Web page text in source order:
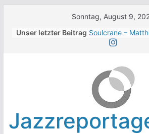
Sonntag, August 9,
Unser letzter Beitrag Soulcrane –
Walter Trout
Zeltspektakel 2026
The Cinelli
Winterbach
Jean-Michel
Modena auf der